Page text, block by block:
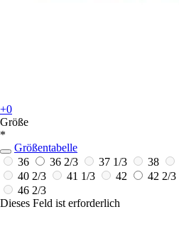
+0
Größe
*
Größentabelle
36
36 2/3 37 1/3 38
40 2/3
41 1/3 42 42 2/3
46 2/3
Dieses Feld ist erforderlich